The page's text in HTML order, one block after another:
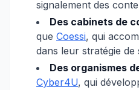
signalement des
Des cabinets de
que Coessi, qui
dans leur stratégie
Des organismes
Cyber4U, qui